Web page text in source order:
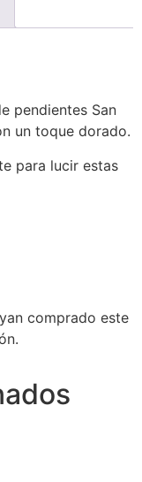
pendientes San
un toque dorado.
para lucir estas
comprado este